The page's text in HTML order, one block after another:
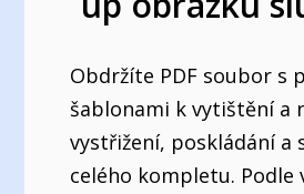
Obdržíte PDF soubor s
šablonami k vytištění a
vystřižení, poskládání a
celého kompletu. Podle